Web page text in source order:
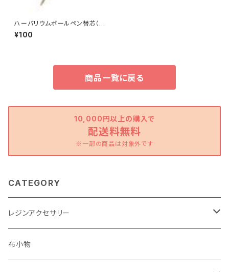
ハーバリウムボールペン替芯（１
本）
¥100
商品一覧に戻る
10,000円以上の購入で
配送料無料
※一部の商品は対象外です
CATEGORY
レジンアクセサリー
ピアス・イヤリング
布小物